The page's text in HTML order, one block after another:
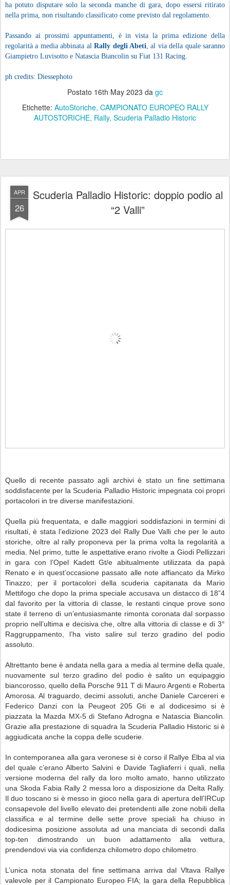
ha potuto disputare solo la seconda manche di gara, dopo essersi ritirato
nella prima, non risultando classificato come previsto dal regolamento.
Passando ai prossimi appuntamenti, è in vista la prima edizione della
regolarità a media abbinata alRally degli Abeti , al via della quale saranno
Giampietro Luvisotto e Natascia Biancolin su Fiat 131 Racing.
ph credits: Diessephoto
Postato 16th May 2023 da gc
Etichette: AutoStoriche CAMPIONATO EUROPEO RALLY
AUTOSTORICHE Rally Scuderia Palladio Historic
APR
26
Scuderia Palladio Historic: doppio podio al
“2 Valli”
Quello di recente passato agli archivi è stato un fine settimana
soddisfacente per la Scuderia Palladio Historic impegnata coi propri
portacolori in tre diverse manifestazioni.
Quella più frequentata, e dalle maggiori soddisfazioni in termini di
risultati, è stata l’edizione 2023 del Rally Due Valli che per le auto
storiche, oltre al rally proponeva per la prima volta la regolarità a
media. Nel primo, tutte le aspettative erano rivolte a Giodi Pellizzari
in gara con l’Opel Kadett Gt/e abitualmente utilizzata da papà
Renato e in quest’occasione passato alle note affiancato da Mirko
Tinazzo; per il portacolori della scuderia capitanata da Mario
Mettifogo che dopo la prima speciale accusava un distacco di 18”4
dal favorito per la vittoria di classe, le restanti cinque prove sono
state il terreno di un’entusiasmante rimonta coronata dal sorpasso
proprio nell’ultima e decisiva che, oltre alla vittoria di classe e di 3°
Raggruppamento, l’ha visto salire sul terzo gradino del podio
assoluto.
Altrettanto bene è andata nella gara a media al termine della quale,
nuovamente sul terzo gradino del podio è salito un equipaggio
biancorosso, quello della Porsche 911 T di Mauro Argenti e Roberta
Amorosa. Al traguardo, decimi assoluti, anche Daniele Carcereri e
Federico Danzi con la Peugeot 205 Gti e al dodicesimo si è
piazzata la Mazda MX-5 di Stefano Adrogna e Natascia Biancolin.
Grazie alla prestazione di squadra la Scuderia Palladio Historic si è
aggiudicata anche la coppa delle scuderie.
In contemporanea alla gara veronese si è corso il Rallye Elba al via
del quale c’erano Alberto Salvini e Davide Tagliaferri i quali, nella
versione moderna del rally da loro molto amato, hanno utilizzato
una Skoda Fabia Rally 2 messa loro a disposizione da Delta Rally.
Il duo toscano si è messo in gioco nella gara di apertura dell’IRCup
consapevole del livello elevato dei pretendenti alle zone nobili della
classifica e al termine delle sette prove speciali ha chiuso in
dodicesima posizione assoluta ad una manciata di secondi dalla
top-ten dimostrando un buon adattamento alla vettura,
prendendovi via via confidenza chilometro dopo chilometro.
L’unica nota stonata del fine settimana arriva dal Vltava Rallye
valevole per il Campionato Europeo FIA; la gara della Repubblica